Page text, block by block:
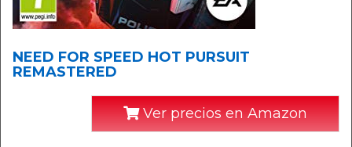
NEED FOR SPEED HOT PURSUIT
REMASTERED
Ver precios en Amazon